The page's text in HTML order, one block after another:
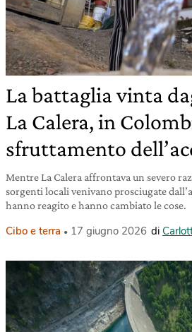
La battaglia vinta
La Calera, in
sfruttamento
Mentre La Calera affrontava un severo
sorgenti locali venivano prosciugate
hanno reagito e hanno cambiato le cose.
Cibo e terra 17 giugno 2026 di